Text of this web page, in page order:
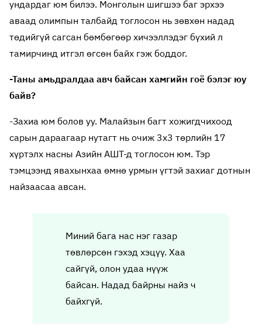
ундардаг юм билээ. Монголын шигшээ баг эрхээ
аваад олимпын талбайд тоглосон нь зөвхөн надад
төдийгүй сагсан бөмбөгөөр хичээллэдэг бүхий л
тамирчинд итгэл өгсөн байх гэж боддог.
-Таны амьдралдаа авч байсан хамгийн гоё бэлэг юу
байв?
-Захиа юм болов уу. Малайзын багт хожигдчихоод
сарын дараагаар нутагт нь очиж 3х3 төрлийн 17
хүртэлх насны Азийн АШТ-д тоглосон юм. Тэр
тэмцээнд явахынхаа өмнө урмын үгтэй захиаг дотнын
найзаасаа авсан.
Миний бага нас нэг газар
төвлөрсөн гэхэд хэцүү. Хаа
сайгүй, олон удаа нүүж
байсан. Надад байрны найз ч
байхгүй.